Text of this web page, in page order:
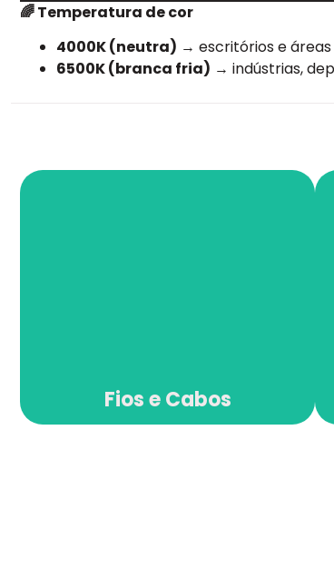
🌈 Temperatura de cor
4000K (neutra) → escritórios e
6500K (branca fria) → indústrias,
Fios e Cabos